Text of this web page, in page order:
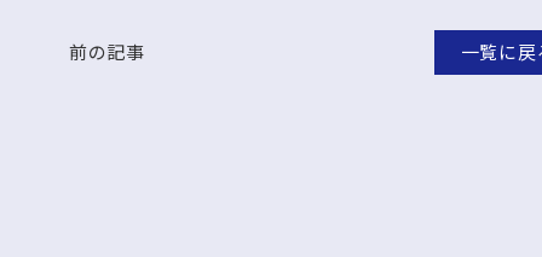
前の記事 一覧に戻